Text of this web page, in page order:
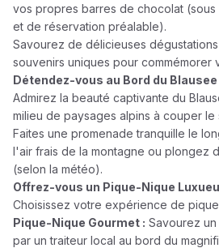
vos propres barres de chocolat
et de réservation préalable).
Savourez de délicieuses
souvenirs uniques pour commémorer
Détendez-vous au Bord du Blausee
Admirez la beauté captivante du
milieu de paysages alpins à couper le
Faites une promenade tranquille le
l'air frais de la montagne ou plongez
(selon la météo).
Offrez-vous un Pique-Nique
Choisissez votre expérience de
Pique-Nique Gourmet : Savourez
par un traiteur local au bord du